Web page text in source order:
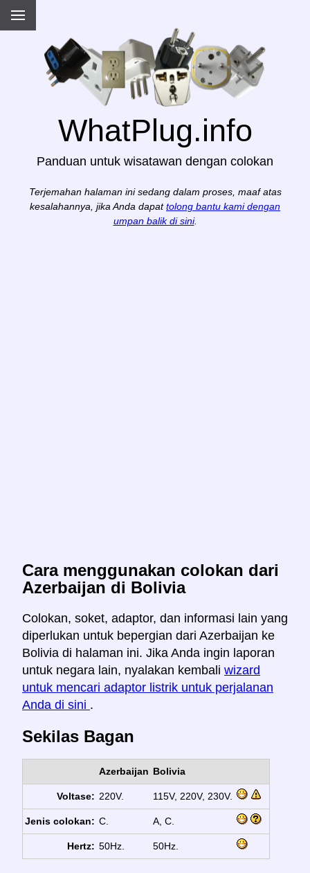
WhatPlug.info
Panduan untuk wisatawan dengan colokan
Terjemahan halaman ini sedang dalam proses, maaf atas
kesalahannya, jika Anda dapat tolong bantu kami dengan
umpan balik di sini.
Cara menggunakan colokan dari
Azerbaijan di Bolivia
Colokan, soket, adaptor, dan informasi lain yang
diperlukan untuk bepergian dari Azerbaijan ke
Bolivia di halaman ini. Jika Anda ingin laporan
untuk negara lain, nyalakan kembali wizard
untuk mencari adaptor listrik untuk perjalanan
Anda di sini .
Sekilas Bagan
Azerbaijan Bolivia
Voltase: 220V. 115V, 220V, 230V.
Jenis colokan: C. A, C.
Hertz: 50Hz. 50Hz.